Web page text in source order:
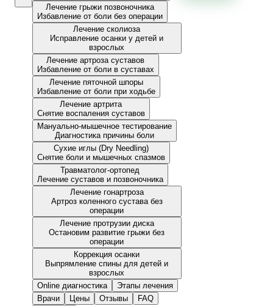
Лечение грыжи позвоночника
Избавление от боли без операции
Лечение сколиоза
Исправление осанки у детей и
взрослых
Лечение артроза суставов
Избавление от боли в суставах
Лечение пяточной шпоры
Избавление от боли при ходьбе
Лечение артрита
Снятие воспаления суставов
Мануально-мышечное тестирование
Диагностика причины боли
Сухие иглы (Dry Needling)
Снятие боли и мышечных спазмов
Травматолог-ортопед
Лечение суставов и позвоночника
Лечение гонартроза
Артроз коленного сустава без
операции
Лечение протрузии диска
Остановим развитие грыжи без
операции
Коррекция осанки
Выпрямление спины для детей и
взрослых
Online диагностика
Этапы лечения
Врачи
Цены Отзывы
FAQ